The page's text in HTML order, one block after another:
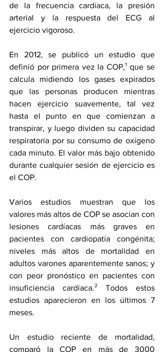
de la frecuencia cardíaca, la presión
arterial y la respuesta del ECG al
ejercicio vigoroso.
En 2012, se publicó un estudio que
definió por primera vez la COP,¹ que se
calcula midiendo los gases expirados
que las personas producen mientras
hacen ejercicio suavemente, tal vez
hasta el punto en que comienzan a
transpirar, y luego dividen su capacidad
respiratoria por su consumo de oxígeno
cada minuto. El valor más bajo obtenido
durante cualquier sesión de ejercicio es
el COP.
Varios estudios muestran que los
lesiones cardíacas más graves en
pacientes con cardiopatía congénita;
niveles más altos de mortalidad en
adultos varones aparentemente sanos; y
con peor pronóstico en pacientes con
insuficiencia cardíaca.² Todos estos
estudios aparecieron en los últimos 7
meses.
Un estudio reciente de mortalidad,
comparó la COP en más de 3000